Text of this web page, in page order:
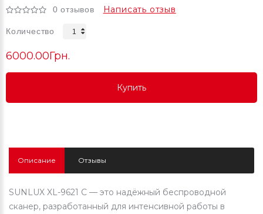
0 отзывов Написать отзыв
Количество
6000.00Грн.
Купить
Купить
Описание Отзывы
SUNLUX XL-9621 C — это надёжный беспроводной
сканер, разработанный для интенсивной работы в